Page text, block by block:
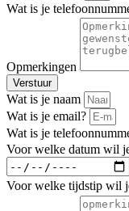
Wat is je
Opmerkingen
Verstuur
Wat is je naam
Wat is je email?
Wat is je
Voor welke datum wil
Voor welke tijdstip wil